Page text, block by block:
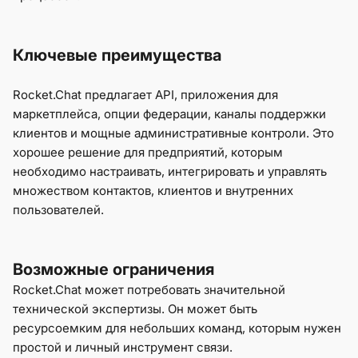
Ключевые преимущества
Rocket.Chat предлагает API, приложения для
маркетплейса, опции федерации, каналы поддержки
клиентов и мощные административные контроли. Это
хорошее решение для предприятий, которым
необходимо настраивать, интегрировать и управлять
множеством контактов, клиентов и внутренних
пользователей.
Возможные ограничения
Rocket.Chat может потребовать значительной
технической экспертизы. Он может быть
ресурсоемким для небольших команд, которым нужен
простой и личный инструмент связи.